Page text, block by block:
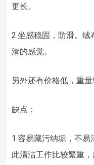
更长。
2.坐感稳固，防滑。
滑的感觉。
另外还有价格低，重
缺点：
1.容易藏污纳垢，不易
此清洁工作比较繁重